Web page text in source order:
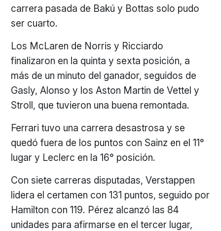
carrera pasada de Bakú y Bottas solo pudo
ser cuarto.
Los McLaren de Norris y Ricciardo
finalizaron en la quinta y sexta posición, a
más de un minuto del ganador, seguidos de
Gasly, Alonso y los Aston Martin de Vettel y
Stroll, que tuvieron una buena remontada.
Ferrari tuvo una carrera desastrosa y se
quedó fuera de los puntos con Sainz en el 11°
lugar y Leclerc en la 16° posición.
Con siete carreras disputadas, Verstappen
lidera el certamen con 131 puntos, seguido por
Hamilton con 119. Pérez alcanzó las 84
unidades para afirmarse en el tercer lugar,